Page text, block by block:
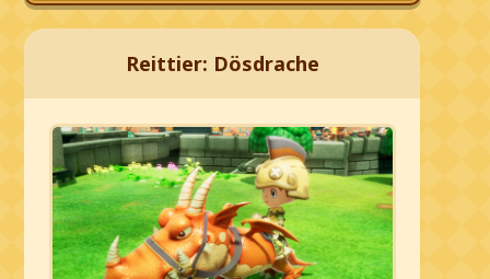
Reittier: Dösdrache